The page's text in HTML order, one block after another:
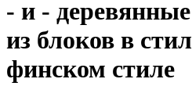
- и -
из блоков в
финском стиле